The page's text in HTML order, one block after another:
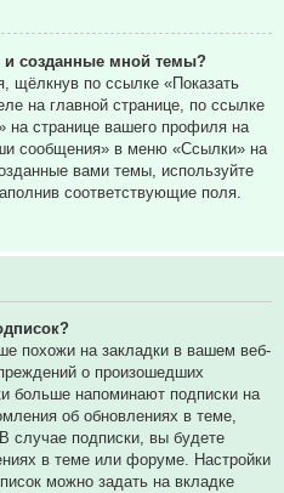
и созданные мной темы?
щёлкнув по ссылке «Показать
на главной странице, по ссылке
на странице вашего профиля на
сообщения» в меню «Ссылки» на
вами темы, используйте
соответствующие поля.
похожи на закладки в вашем веб-
о произошедших
больше напоминают подписки на
об обновлениях в теме,
случае подписки, вы будете
в теме или форуме. Настройки
можно задать на вкладке